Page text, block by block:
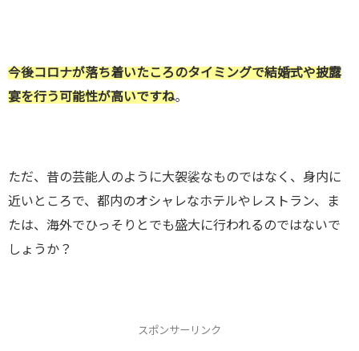
今後コロナが落ち着いたころのタイミングで結婚式や披露
宴を行う可能性が高いですね。
ただ、昔の芸能人のように大袈裟なものではなく、身内に
近いところで、都内のオシャレなホテルやレストラン、ま
たは、海外でひっそりとでも盛大に行われるのではないで
しょうか？
スポンサーリンク